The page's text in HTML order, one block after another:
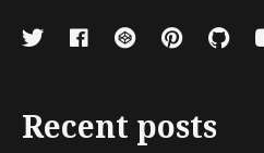
Recent posts